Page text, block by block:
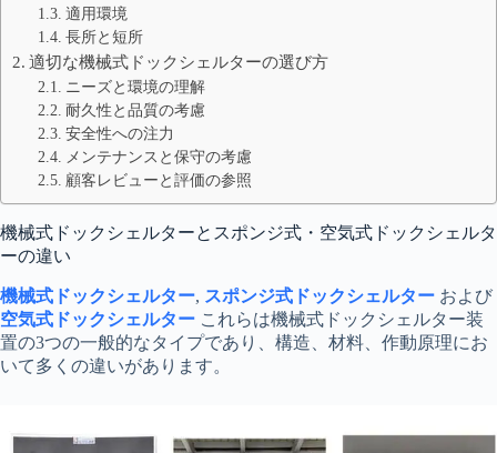
適用環境
長所と短所
適切な機械式ドックシェルターの選び方
ニーズと環境の理解
耐久性と品質の考慮
安全性への注力
メンテナンスと保守の考慮
顧客レビューと評価の参照
機械式ドックシェルターとスポンジ式・空気式ドックシェルタ
ーの違い
機械式ドックシェルター, スポンジ式ドックシェルター および
空気式ドックシェルター これらは機械式ドックシェルター装
置の3つの一般的なタイプであり、構造、材料、作動原理にお
いて多くの違いがあります。